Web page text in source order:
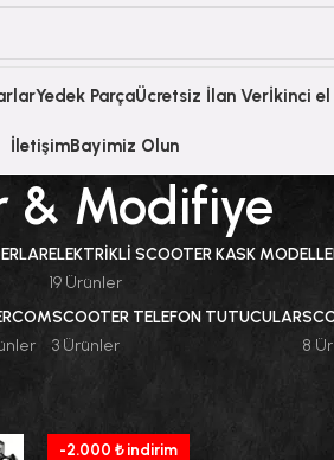
Yedek ParçaÜcretsiz İlan Verİkinci
İletişimBayimiz Olun
& Modifiye
ELEKTRIKLI SCOOTER KASK
19 Ürünler
SCOOTER TELEFON TUTUCULAR
3 Ürünler
8
-2.000 ₺ indirim